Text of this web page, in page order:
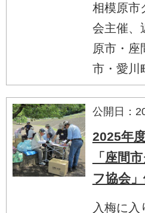
相模原市
会主催、
原市・座
市・愛川
公開日：
2025年
「座間
フ協会」
入梅に入